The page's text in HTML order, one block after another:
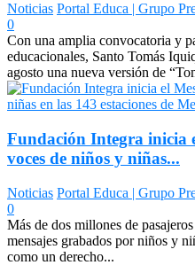
Noticias Portal Educa | Grupo
0
Con una amplia convocatoria y
educacionales, Santo Tomás
agosto una nueva versión de
Fundación Integra inicia
voces de niños y niñas...
Noticias Portal Educa | Grupo
0
Más de dos millones de
mensajes grabados por niños y
como un derecho...